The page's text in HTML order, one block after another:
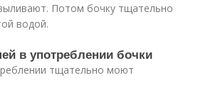
Потом бочку тщательно
водой.
в употреблении бочки
тщательно моют